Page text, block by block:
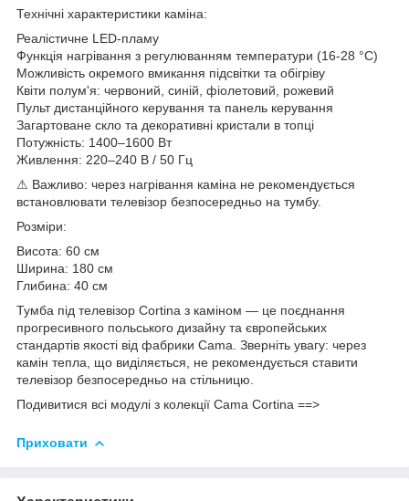
Технічні характеристики каміна:
Реалістичне LED-пламу
Функція нагрівання з регулюванням температури (16-28 °C)
Можливість окремого вмикання підсвітки та обігріву
Квіти полум'я: червоний, синій, фіолетовий, рожевий
Пульт дистанційного керування та панель керування
Загартоване скло та декоративні кристали в топці
Потужність: 1400–1600 Вт
Живлення: 220–240 В / 50 Гц
⚠ Важливо: через нагрівання каміна не рекомендується
встановлювати телевізор безпосередньо на тумбу.
Розміри:
Висота: 60 см
Ширина: 180 см
Глибина: 40 см
Тумба під телевізор Cortina з каміном — це поєднання
прогресивного польського дизайну та європейських
стандартів якості від фабрики Cama. Зверніть увагу: через
камін тепла, що виділяється, не рекомендується ставити
телевізор безпосередньо на стільницю.
Подивитися всі модулі з колекції Cama Cortina ==>
Приховати